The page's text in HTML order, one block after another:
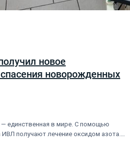
новое
новорожденных
— единственная в мире. С помощью
получают лечение оксидом азота.…